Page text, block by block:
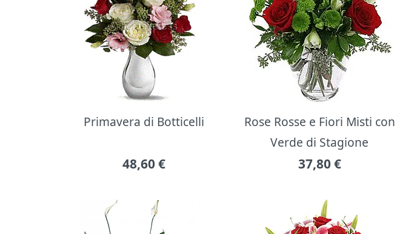
Primavera di Botticelli
48,60 €
Rose Rosse e Fiori Misti con
Verde di Stagione
37,80 €